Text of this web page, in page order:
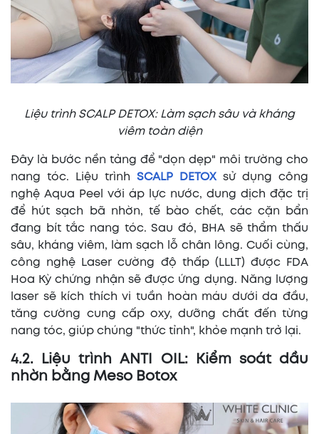
Liệu trình SCALP DETOX: Làm sạch sâu và kháng
viêm toàn diện
Đây là bước nền tảng để "dọn dẹp" môi trường cho
nang tóc. Liệu trình SCALP DETOXsử dụng công
nghệ Aqua Peel với áp lực nước, dung dịch đặc trị
để hút sạch bã nhờn, tế bào chết, các cặn bẩn
đang bít tắc nang tóc. Sau đó, BHA sẽ thẩm thấu
sâu, kháng viêm, làm sạch lỗ chân lông. Cuối cùng,
công nghệ Laser cường độ thấp (LLLT) được FDA
Hoa Kỳ chứng nhận sẽ được ứng dụng. Năng lượng
laser sẽ kích thích vi tuần hoàn máu dưới da đầu,
tăng cường cung cấp oxy, dưỡng chất đến từng
nang tóc, giúp chúng "thức tỉnh", khỏe mạnh trở lại.
4.2. Liệu trình ANTI OIL: Kiểm soát dầu
nhờn bằng Meso Botox